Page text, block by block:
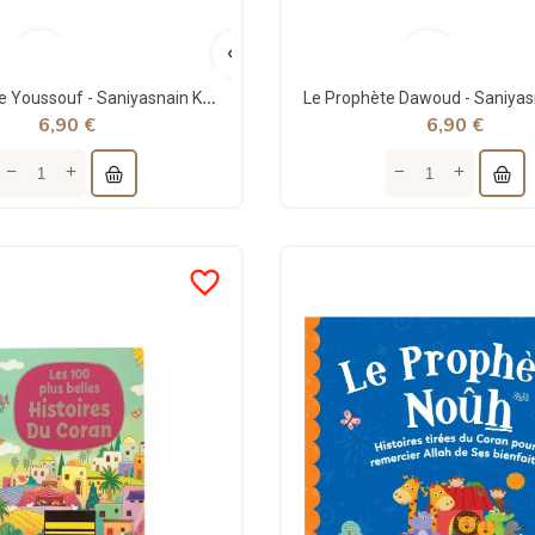
Le Prophète Youssouf - Saniyasnain Khan - Orientica
6,90 € 6,90 €
favorite_border